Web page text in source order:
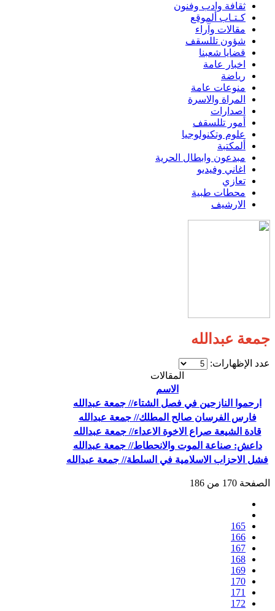
ثقافة وادب وفنون
كـتـاب ألموقع
مقالات وآراء
شؤون تللسقف
قضايا شعبنا
اخبار عامة
رياضة
منوعات عامة
المراة والاسرة
اصدارات
أمور تللسقف
علوم وتكنولوجيا
ألمكتبة
مبدعون وابطال الحرية
اغاني وفيديو
تعازي
محطات طبية
الارشيف
جمعة عبدالله
عدد الإظهارات:
المقالات
الاسم
ارحموا النازحين في فصل الشتاء// جمعة عبدالله
فارس الفرسان صالح المطلك// جمعة عبدالله
قادة الشيعة صراع الاخوة الاعداء// جمعة عبدالله
داعش: صناعة الموت والانحطاط// جمعة عبدالله
فشل الاحزاب الاسلامية في السلطة// جمعة عبدالله
الصفحة 170 من 186
165
166
167
168
169
170
171
172